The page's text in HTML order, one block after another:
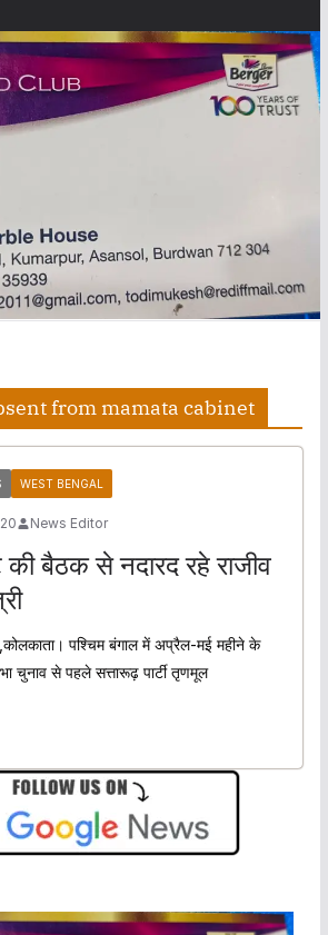
from mamata cabinet
WEST BENGAL
News Editor
बैठक से नदारद रहे राजीव
पश्चिम बंगाल में अप्रैल-मई महीने के
चुनाव से पहले सत्तारूढ़ पार्टी तृणमूल